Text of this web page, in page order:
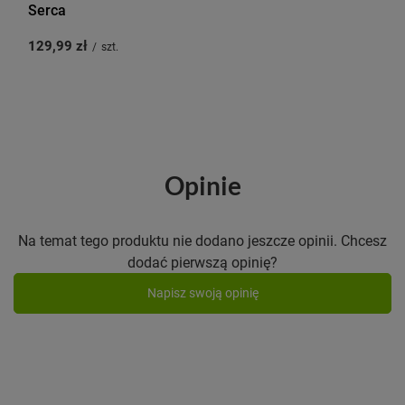
Serca
129,99 zł / szt.
Opinie
Na temat tego produktu nie dodano jeszcze opinii. Chcesz
dodać pierwszą opinię?
Napisz swoją opinię